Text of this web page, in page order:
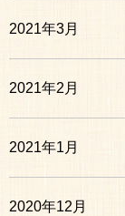
2021年3月
2021年2月
2021年1月
2020年12月